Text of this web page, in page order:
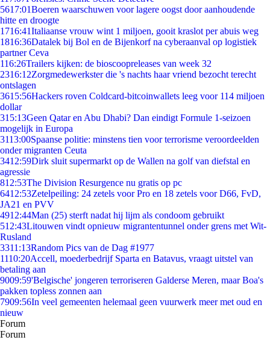
5617:01Boeren waarschuwen voor lagere oogst door aanhoudende
hitte en droogte
1716:41Italiaanse vrouw wint 1 miljoen, gooit kraslot per abuis weg
1816:36Datalek bij Bol en de Bijenkorf na cyberaanval op logistiek
partner Ceva
116:26Trailers kijken: de bioscoopreleases van week 32
2316:12Zorgmedewerkster die 's nachts haar vriend bezocht terecht
ontslagen
3615:56Hackers roven Coldcard-bitcoinwallets leeg voor 114 miljoen
dollar
315:13Geen Qatar en Abu Dhabi? Dan eindigt Formule 1-seizoen
mogelijk in Europa
3113:00Spaanse politie: minstens tien voor terrorisme veroordeelden
onder migranten Ceuta
3412:59Dirk sluit supermarkt op de Wallen na golf van diefstal en
agressie
812:53The Division Resurgence nu gratis op pc
6412:53Zetelpeiling: 24 zetels voor Pro en 18 zetels voor D66, FvD,
JA21 en PVV
4912:44Man (25) sterft nadat hij lijm als condoom gebruikt
512:43Litouwen vindt opnieuw migrantentunnel onder grens met Wit-
Rusland
3311:13Random Pics van de Dag #1977
1110:20Accell, moederbedrijf Sparta en Batavus, vraagt uitstel van
betaling aan
9009:59'Belgische' jongeren terroriseren Galderse Meren, maar Boa's
pakken topless zonnen aan
7909:56In veel gemeenten helemaal geen vuurwerk meer met oud en
nieuw
Forum
Forum